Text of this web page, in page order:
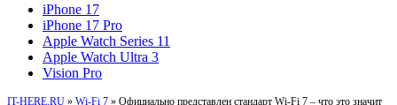
iPhone 17
iPhone 17 Pro
Apple Watch Series 11
Apple Watch Ultra 3
Vision Pro
IT-HERE.RU » Wi-Fi 7 » Официально представлен стандарт Wi-Fi 7 – что это значит